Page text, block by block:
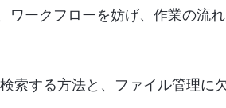
ワークフローを妨げ、作業の流
索する方法と、ファイル管理に